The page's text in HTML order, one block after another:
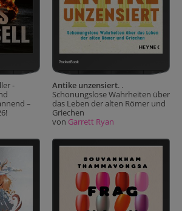
-
–
Antike unzensiert. .
Schonungslose Wahrheiten über
das Leben der alten Römer und
Griechen
von Garrett Ryan